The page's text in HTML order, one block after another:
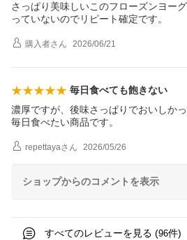
さっぱり美味しいこのフローズンヨー
っていないのでリピート確定です。
購入者さん 2026/06/21
毎日食べても飽きない
濃厚ですが、後味さっぱりでおいしか
毎日食べたい商品です。
repettayaさん 2026/05/26
ショップからのコメントを表示
すべてのレビューを見る (96件)